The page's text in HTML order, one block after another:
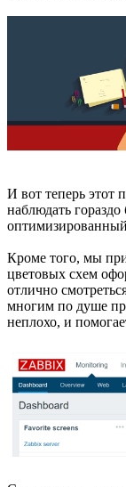
И вот теперь этот
наблюдать
Кроме того, мы
цветовых схем
отлично
многим по душе
неплохо, и